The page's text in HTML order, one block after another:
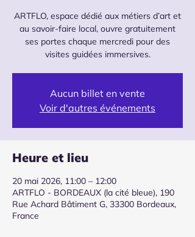
ARTFLO, espace dédié aux métiers d’art et
au savoir-faire local, ouvre gratuitement
ses portes chaque mercredi pour des
visites guidées immersives.
Aucun billet en vente
Voir d'autres événements
Heure et lieu
20 mai 2026, 11:00 – 12:00
ARTFLO - BORDEAUX (la cité bleue), 190
Rue Achard Bâtiment G, 33300 Bordeaux,
France